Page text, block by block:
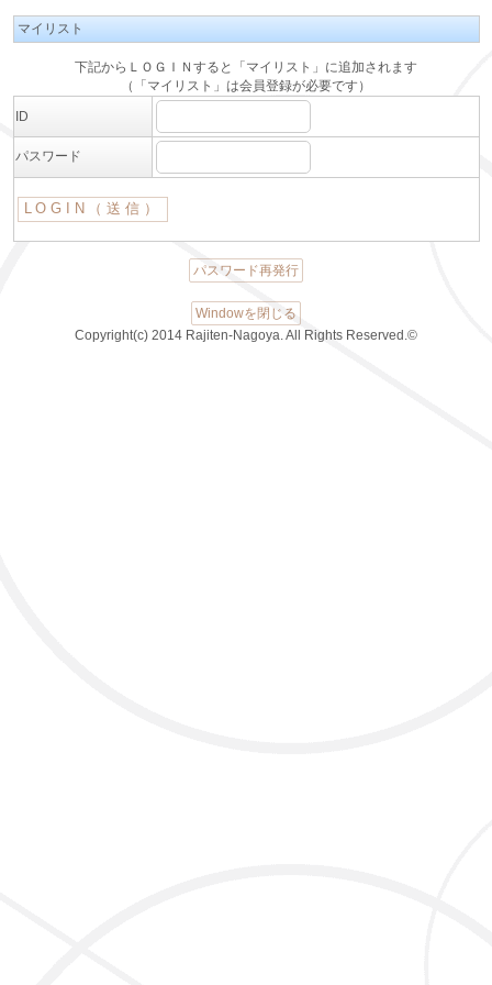
マイリスト
下記からＬＯＧＩＮすると「マイリスト」に追加されます
（「マイリスト」は会員登録が必要です）
ID
パスワード
パスワード再発行
Windowを閉じる
Copyright(c) 2014 Rajiten-Nagoya. All Rights Reserved.©